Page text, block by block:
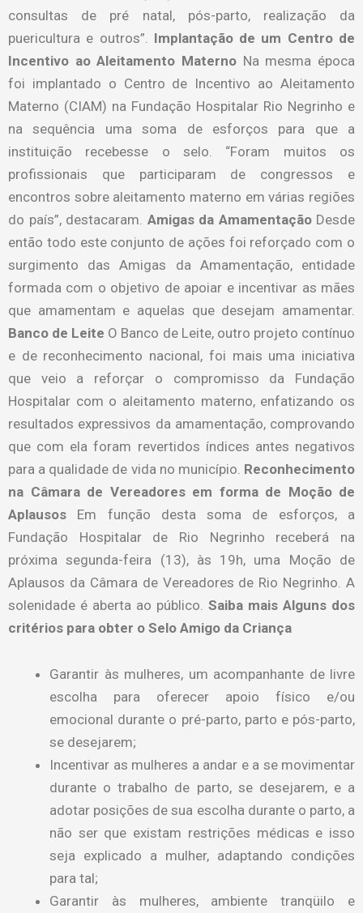
consultas de pré natal, pós-parto, realização da
puericultura e outros”. Implantação de um Centro de
Incentivo ao Aleitamento Materno Na mesma época
foi implantado o Centro de Incentivo ao Aleitamento
Materno (CIAM) na Fundação Hospitalar Rio Negrinho e
na sequência uma soma de esforços para que a
instituição recebesse o selo. “Foram muitos os
profissionais que participaram de congressos e
encontros sobre aleitamento materno em várias regiões
do país”, destacaram. Amigas da AmamentaçãoDesde
então todo este conjunto de ações foi reforçado com o
surgimento das Amigas da Amamentação, entidade
formada com o objetivo de apoiar e incentivar as mães
que amamentam e aquelas que desejam amamentar.
Banco de Leite O Banco de Leite, outro projeto contínuo
e de reconhecimento nacional, foi mais uma iniciativa
que veio a reforçar o compromisso da Fundação
Hospitalar com o aleitamento materno, enfatizando os
resultados expressivos da amamentação, comprovando
que com ela foram revertidos índices antes negativos
para a qualidade de vida no município. Reconhecimento
na Câmara de Vereadores em forma de Moção de
Aplausos Em função desta soma de esforços, a
Fundação Hospitalar de Rio Negrinho receberá na
próxima segunda-feira (13), às 19h, uma Moção de
Aplausos da Câmara de Vereadores de Rio Negrinho. A
solenidade é aberta ao público. Saiba mais Alguns dos
critérios para obter o Selo Amigo da Criança
Garantir às mulheres, um acompanhante de livre
escolha para oferecer apoio físico e/ou
emocional durante o pré-parto, parto e pós-parto,
se desejarem;
Incentivar as mulheres a andar e a se movimentar
durante o trabalho de parto, se desejarem, e a
adotar posições de sua escolha durante o parto, a
não ser que existam restrições médicas e isso
seja explicado a mulher, adaptando condições
para tal;
Garantir às mulheres, ambiente tranqüilo e